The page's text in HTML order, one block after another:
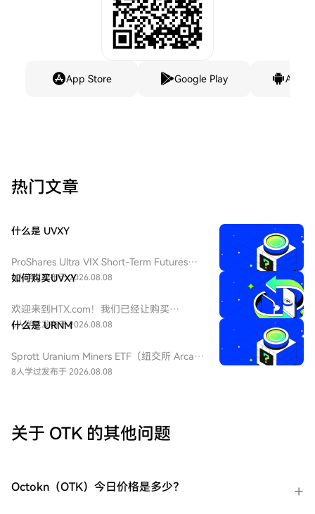
App Store Google Play
热门文章
什么是 UVXY
ProShares Ultra VIX Short-Term Futures
ETF（纽交所 Arca 代码：UVXY），中文：
ETF 为每日 2 倍杠杆做多 VIX 短期期货产
品，挂钩标普 500 短期波动率期货指数，该
基金通常用于在美股市场波动加剧或恐慌情
特性和期货展期成本，它不适合长期持有。
6人学过发布于 2026.08.08
如何购买UVXY
欢迎来到HTX.com！我们已经让购买
ProShares 两倍做多短期 VIX 期货
逐步指南，放心开始您的加密货币之旅。第
一步：创建您的HTX账户使用您的电子邮
或Mastercard即时购买ProShares 两倍做多
Pay等流行支付方法以增加便利性。C2C购
6人学过发布于 2026.08.08
什么是 URNM
Sprott Uranium Miners ETF（纽交所 Arca
代码：URNM），中文：无（bn无），传统
铀持有企业，受益全球清洁能源转型与核电
需求增长，是美股稀缺铀矿赛道投资工具。
8人学过发布于 2026.08.08
关于 OTK 的其他问题
Octokn（OTK）今日价格是多少？